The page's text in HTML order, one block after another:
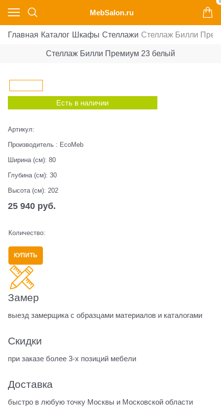
MebSalon.ru
0
Главная Каталог Шкафы Стеллажи Стеллаж Билли
Стеллаж Билли Премиум 23 белый
Есть в наличии
Артикул:
Производитель : EcoMeb
Ширина (см): 80
Глубина (см): 30
Высота (см): 202
25 940 руб.
Количество:
КУПИТЬ
Замер
выезд замерщика с образцами материалов и каталогами
Скидки
при заказе более 3-х позиций мебели
Доставка
быстро в любую точку Москвы и Московской области